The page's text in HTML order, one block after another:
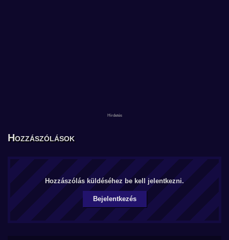
Hozzászólások
Hozzászólás küldéséhez be kell jelentkezni.
Bejelentkezés